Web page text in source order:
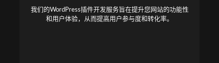
我们的WordPress插件开发服务旨在提升您网站的功能性
和用户体验，从而提高用户参与度和转化率。
conversion rates.